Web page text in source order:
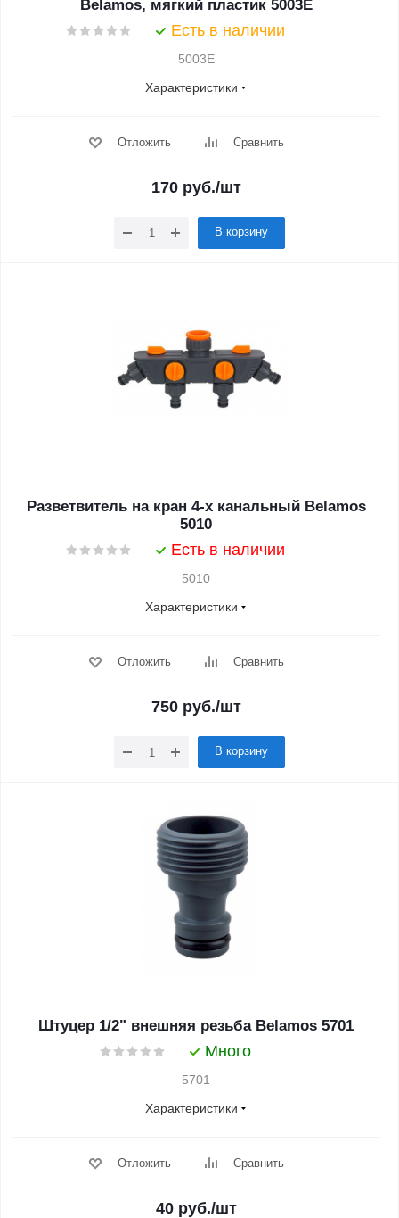
Belamos, мягкий пластик 5003E
Есть в наличии
5003E
Характеристики
Отложить Сравнить
170 руб./шт
В корзину
Разветвитель на кран 4-х канальный Belamos
5010
Есть в наличии
5010
Характеристики
Отложить Сравнить
750 руб./шт
В корзину
Штуцер 1/2" внешняя резьба Belamos 5701
Много
5701
Характеристики
Отложить Сравнить
40 руб./шт